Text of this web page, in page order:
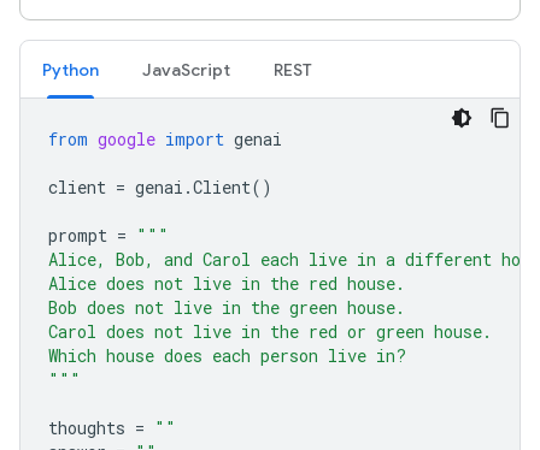
Python JavaScript REST
from google import genai
client = genai .Client()
prompt = """
Alice, Bob, and Carol each live in a different
Alice does not live in the red house.
Bob does not live in the green house.
Carol does not live in the red or green house.
Which house does each person live in?
"""
thoughts = ""